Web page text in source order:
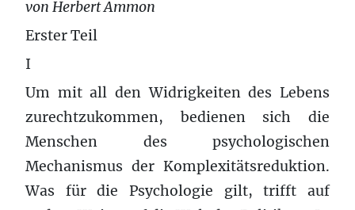
von Herbert Ammon
Erster Teil
I
Um mit all den Widrigkeiten des Lebens
zurechtzukommen, bedienen sich die
Menschen des psychologischen
Mechanismus der Komplexitätsreduktion.
Was für die Psychologie gilt, trifft auf